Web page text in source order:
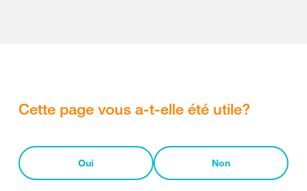
Cette page vous a-t-elle été utile?
Oui Non